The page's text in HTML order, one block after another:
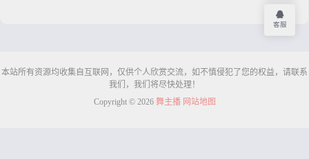
本站所有资源均收集自互联网，仅供个人欣赏交流，如不慎侵犯了您的权益，请联系
我们，我们将尽快处理！
Copyright © 2026 舞主播 网站地图
客服